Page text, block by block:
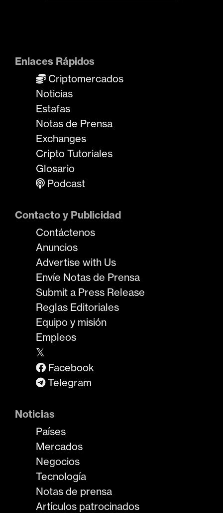
Enlaces Rápidos
Criptomercados
Noticias
Estafas
Notas de Prensa
Exchanges
Cripto Tutoriales
Glosario
Podcast
Contacto y Publicidad
Contáctenos
Anuncios
Advertise with Us
Envíe Notas de Prensa
Submit a Press Release
Reglas Editoriales
Equipo y misión
Empleos
𝕏
Facebook
Telegram
Noticias
Países
Mercados
Negocios
Tecnología
Notas de prensa
Artículos patrocinados